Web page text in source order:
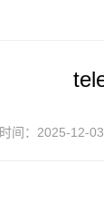
时间：2025-12-